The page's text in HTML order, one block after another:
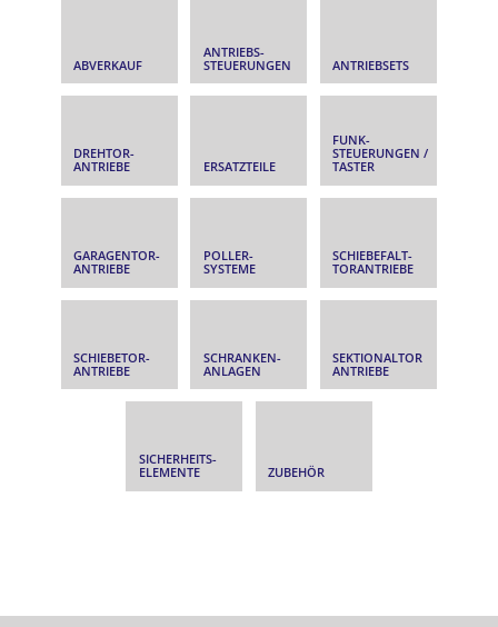
ABVERKAUF
ANTRIEBS­
STEUERUNGEN
ANTRIEBSETS
DREHTOR­
ANTRIEBE
ERSATZTEILE
FUNK­
STEUERUNGEN /
TASTER
GARAGENTOR­
ANTRIEBE
POLLER­
SYSTEME
SCHIEBEFALT­
TORANTRIEBE
SCHIEBETOR­
ANTRIEBE
SCHRANKEN­
ANLAGEN
SEKTIONALTOR
ANTRIEBE
SICHERHEITS­
ELEMENTE
ZUBEHÖR